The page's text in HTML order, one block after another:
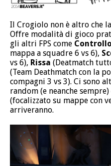
Il Crogiolo non è altro che
Offre modalità di gioco
gli altri FPS come Controllo
mappa a squadre 6 vs 6),
vs 6), Rissa (Deatmatch
(Team Deathmatch con la
compagni 3 vs 3). Ci sono
random (e neanche
(focalizzato su mappe con
arriveranno.